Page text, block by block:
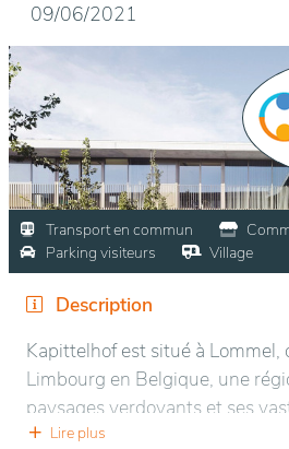
09/06/2021
Transport en commun
Parking visiteurs
Village
Description
Kapittelhof est situé à Lommel,
Limbourg en Belgique, une
paysages verdoyants et ses
L’établissement se trouve dans
Lire plus